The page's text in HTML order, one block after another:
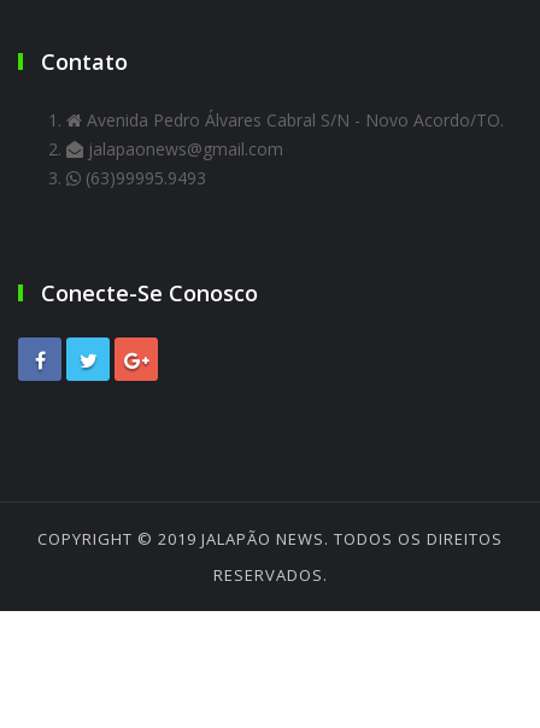
Contato
Avenida Pedro Álvares Cabral S/N - Novo Acordo/TO.
jalapaonews@gmail.com
(63)99995.9493
Conecte-Se Conosco
COPYRIGHT © 2019 JALAPÃO NEWS. TODOS OS DIREITOS
RESERVADOS.